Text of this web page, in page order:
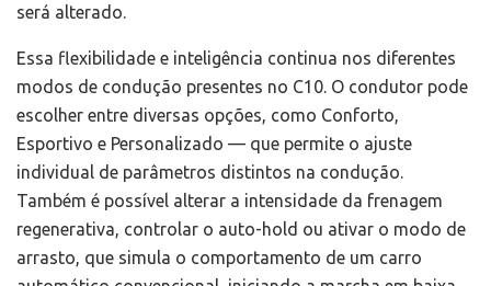
será alterado.
Essa flexibilidade e inteligência continua nos diferentes
modos de condução presentes no C10. O condutor pode
escolher entre diversas opções, como Conforto,
Esportivo e Personalizado — que permite o ajuste
individual de parâmetros distintos na condução.
Também é possível alterar a intensidade da frenagem
regenerativa, controlar o auto-hold ou ativar o modo de
arrasto, que simula o comportamento de um carro